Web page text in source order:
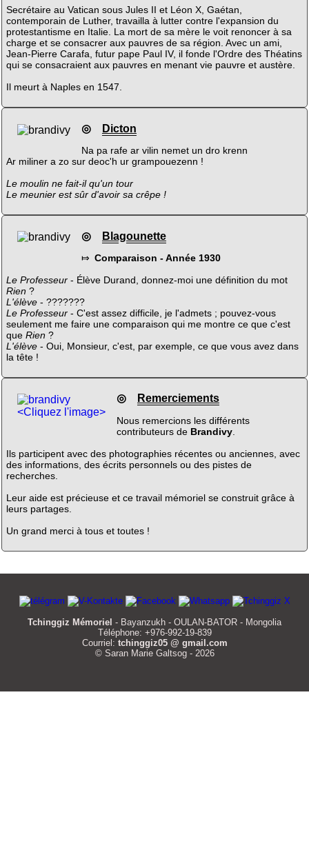
Secrétaire au Vatican sous Jules II et Léon X, Gaétan,
contemporain de Luther, travailla à lutter contre l'expansion du
protestantisme en Italie. La mort de sa mère le voit renoncer à sa
charge et se consacrer aux pauvres de sa région. Avec un ami,
Jean-Pierre Carafa, futur pape Paul IV, il fonde l'Ordre des Théatins
qui se consacraient aux pauvres en menant vie pauvre et austère.
Il meurt à Naples en 1547.
◎ Dicton
Na pa rafe ar vilin nemet un dro krenn
Ar miliner a zo sur deoc'h ur grampouezenn !
Le moulin ne fait-il qu'un tour
Le meunier est sûr d'avoir sa crêpe !
◎ Blagounette
⤇ Comparaison - Année 1930
Le Professeur- Élève Durand, donnez-moi une définition du mot
Rien ?
L'élève- ???????
Le Professeur- C'est assez difficile, je l'admets ; pouvez-vous
seulement me faire une comparaison qui me montre ce que c'est
que Rien ?
L'élève- Oui, Monsieur, c'est, par exemple, ce que vous avez dans
la tête !
<Cliquez l'image>
◎ Remerciements
Nous remercions les différents
contributeurs de Brandivy.
Ils participent avec des photographies récentes ou anciennes, avec
des informations, des écrits personnels ou des pistes de
recherches.
Leur aide est précieuse et ce travail mémoriel se construit grâce à
leurs partages.
Un grand merci à tous et toutes !
Tchinggiz Mémoriel - Bayanzukh - OULAN-BATOR - Mongolia
Téléphone: +976-992-19-839
Courriel: tchinggiz05 @ gmail.com
© Saran Marie Galtsog - 2026